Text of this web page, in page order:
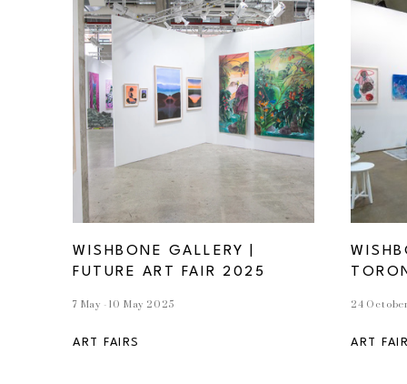
WISHBONE GALLERY |
FUTURE ART FAIR 2025
7 May - 10 May 2025
ART FAIRS
24
ART